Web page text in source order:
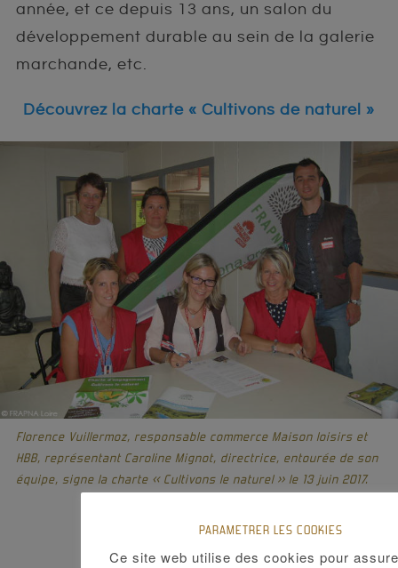
année, et ce depuis 13 ans, un salon du
développement durable au sein de la galerie
marchande, etc.
Découvrez la charte « Cultivons de naturel »
Florence Vuillermoz, responsable commerce Maison loisirs et
HBB, représentant Caroline Mignot, directrice, entourée de son
équipe, signe la charte « Cultivons le naturel » le 13 juin 2017.
PARAMETRER LES COOKIES
Ce site web utilise des cookies pour